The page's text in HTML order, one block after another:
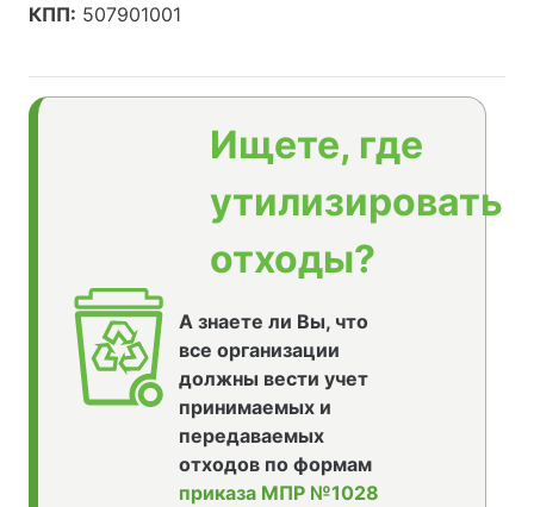
КПП: 507901001
Ищете, где
утилизировать
отходы?
А знаете ли Вы, что
все организации
должны вести учет
принимаемых и
передаваемых
отходов по формам
приказа МПР №1028